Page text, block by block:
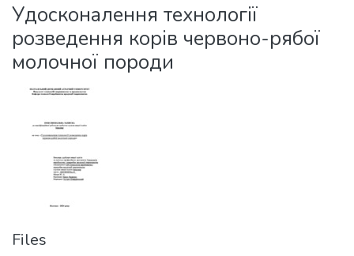
Statistics
Удосконалення технології
розведення корів червоно-рябої
молочної породи
Files